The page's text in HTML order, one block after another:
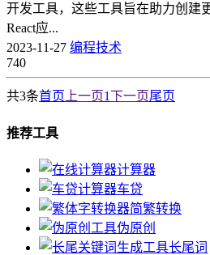
开发工具，这些工具旨在助力创建
React应...
2023-11-27 编程技术
740
共3条首页 上一页1下一页尾页
推荐工具
计算器
车贷
简繁转换
伪原创
长尾词